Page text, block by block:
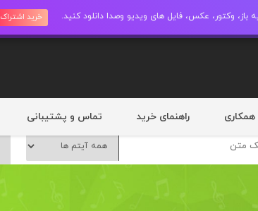
خرید اشتراک
راهنمای خرید تماس و پشتیبانی